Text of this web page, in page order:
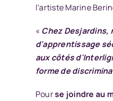
l'artiste Marine
« Chez Desjardins,
d'apprentissage
aux côtés
forme de
Pourse joindre au